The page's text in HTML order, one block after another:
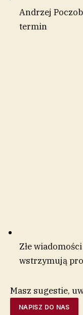
Andrzej
termin
Złe
wstrzymują
Masz sugestie,
NAPISZ DO NAS